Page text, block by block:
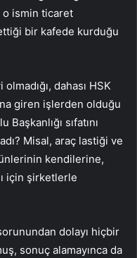
o ismin ticaret
bir kafede kurduğu
dahası HSK
giren işlerden olduğu
sıfatını
Misal, araç lastiği ve
kendilerine,
için şirketlerle
dolayı hiçbir
sonuç alamayınca da